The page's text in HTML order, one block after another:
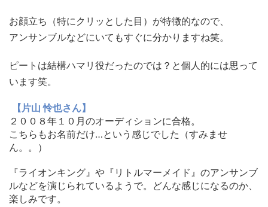
お顔立ち（特にクリッとした目）が特徴的なので、
アンサンブルなどにいてもすぐに分かりますね笑。
ピートは結構ハマリ役だったのでは？ と個人的には思って
います笑。
【片山 怜也さん】
２００８年１０月のオーディションに合格。
こちらもお名前だけ…という感じでした（すみませ
ん。。）
『ライオンキング』や『リトルマーメイド』 のアンサンブ
ルなどを演じられているようで。どんな感じになるのか、
楽しみです。